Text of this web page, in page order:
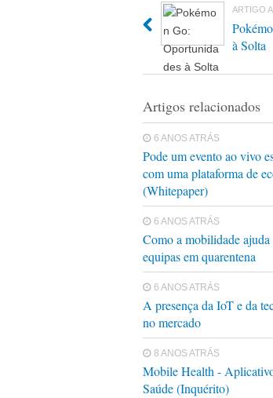
ARTIGO
à Solta
Artigos relacionados
6 ANOS ATRÁS
Pode um evento ao vivo
com uma plataforma de
(Whitepaper)
6 ANOS ATRÁS
Como a mobilidade ajuda
equipas em quarentena
6 ANOS ATRÁS
A presença da IoT e da
no mercado
8 ANOS ATRÁS
Mobile Health -
Saúde (Inquérito)